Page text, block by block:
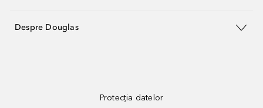
Despre Douglas
Protecția datelor